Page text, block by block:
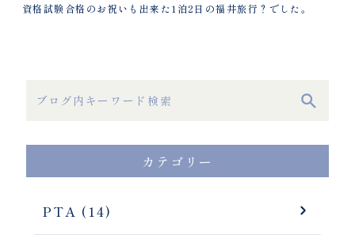
資格試験合格のお祝いも出来た1泊2日の福井旅行？でした。
カテゴリー
PTA (14)